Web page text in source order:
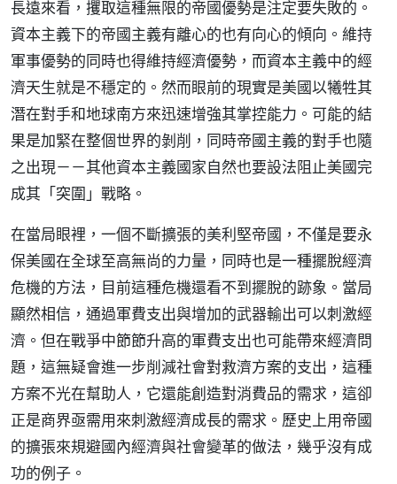
長遠來看，攫取這種無限的帝國優勢是注定要失敗的。
資本主義下的帝國主義有離心的也有向心的傾向。維持
軍事優勢的同時也得維持經濟優勢，而資本主義中的經
濟天生就是不穩定的。然而眼前的現實是美國以犧牲其
潛在對手和地球南方來迅速增強其掌控能力。可能的結
果是加緊在整個世界的剝削，同時帝國主義的對手也隨
之出現－－其他資本主義國家自然也要設法阻止美國完
成其「突圍」戰略。
在當局眼裡，一個不斷擴張的美利堅帝國，不僅是要永
保美國在全球至高無尚的力量，同時也是一種擺脫經濟
危機的方法，目前這種危機還看不到擺脫的跡象。當局
顯然相信，通過軍費支出與增加的武器輸出可以刺激經
濟。但在戰爭中節節升高的軍費支出也可能帶來經濟問
題，這無疑會進一步削減社會對救濟方案的支出，這種
方案不光在幫助人，它還能創造對消費品的需求，這卻
正是商界亟需用來刺激經濟成長的需求。歷史上用帝國
的擴張來規避國內經濟與社會變革的做法，幾乎沒有成
功的例子。